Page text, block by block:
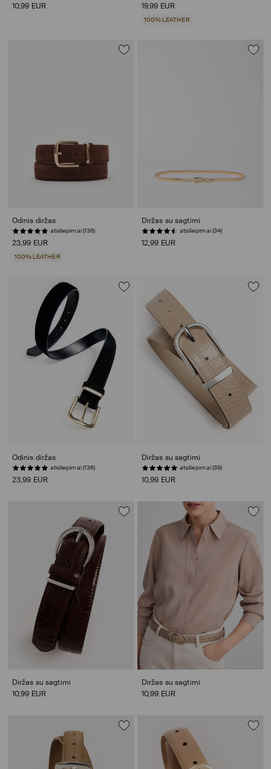
10,99 EUR 19,99 EUR
100% LEATHER
Odinis diržas
atsiliepimai (136)
23,99 EUR
100% LEATHER
Diržas su sagtimi
atsiliepimai (34)
12,99 EUR
Odinis diržas
atsiliepimai (136)
23,99 EUR
Diržas su sagtimi
atsiliepimai (39)
10,99 EUR
Diržas su sagtimi
10,99 EUR
Diržas su sagtimi
10,99 EUR